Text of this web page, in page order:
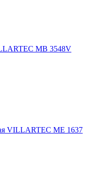
MB 3548V